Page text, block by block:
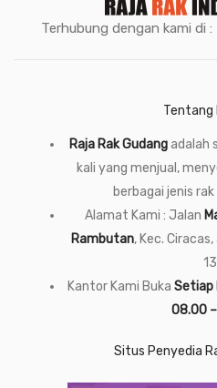
Terhubung dengan kami di :
Tentang
Raja Rak Gudangadalah
kali yang menjual,
berbagai jenis
Alamat Kami : Jalan
Rambutan, Kec.
Kantor Kami Buka Setiap
08.00 –
Situs Penyedia